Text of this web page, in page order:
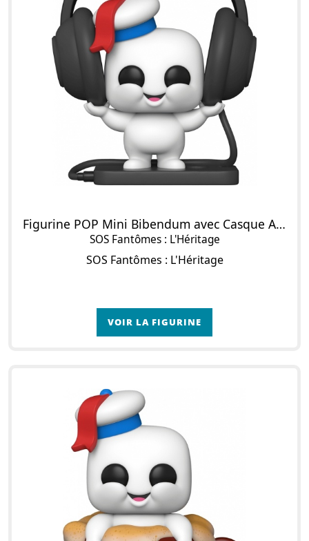
Figurine POP Mini Bibendum avec Casque Audio
SOS Fantômes : L'Héritage
SOS Fantômes : L'Héritage
VOIR LA FIGURINE